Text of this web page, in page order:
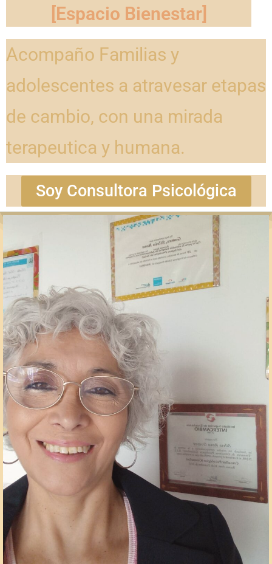
[Espacio Bienestar]
Acompaño Familias y
adolescentes a atravesar etapas
de cambio, con una mirada
terapeutica y humana.
Soy Consultora Psicológica